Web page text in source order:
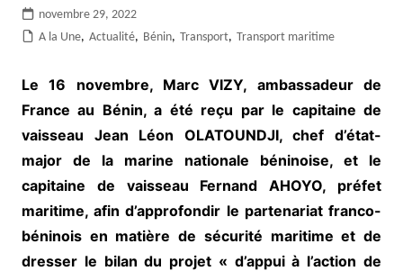
novembre 29, 2022
A la Une, Actualité, Bénin, Transport, Transport maritime
Le 16 novembre, Marc VIZY, ambassadeur de
France au Bénin, a été reçu par le capitaine de
vaisseau Jean Léon OLATOUNDJI, chef d’état-
major de la marine nationale béninoise, et le
capitaine de vaisseau Fernand AHOYO, préfet
maritime, afin d’approfondir le partenariat franco-
béninois en matière de sécurité maritime et de
dresser le bilan du projet « d’appui à l’action de